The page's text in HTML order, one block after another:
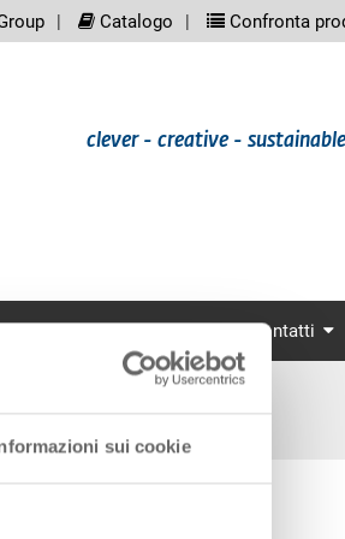
sui cookie
Catalogo Confronta
clever - creative -
Varie Accessori Contatti